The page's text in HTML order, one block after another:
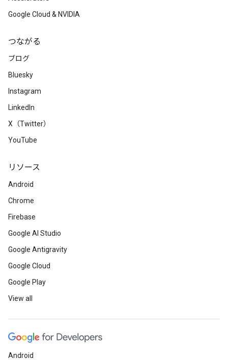
Google Cloud & NVIDIA
つながる
ブログ
Bluesky
Instagram
LinkedIn
X（Twitter）
YouTube
リソース
Android
Chrome
Firebase
Google AI Studio
Google Antigravity
Google Cloud
Google Play
View all
Android